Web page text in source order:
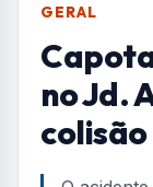
GERAL
no Jd.
colisão